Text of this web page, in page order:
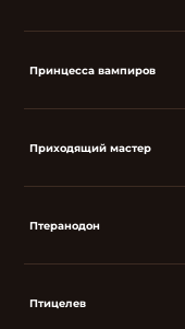
Принцесса вампиров
Приходящий мастер
Птеранодон
Птицелев